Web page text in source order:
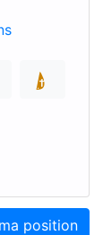
position